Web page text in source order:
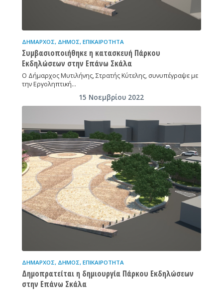
ΔΉΜΑΡΧΟΣ, ΔΉΜΟΣ, ΕΠΙΚΑΙΡΌΤΗΤΑ
Συμβασιοποιήθηκε η κατασκευή Πάρκου
Εκδηλώσεων στην Επάνω Σκάλα
Ο Δήμαρχος Μυτιλήνης, Στρατής Κύτελης, συνυπέγραψε με
την Εργοληπτική…
15 Νοεμβρίου 2022
ΔΉΜΑΡΧΟΣ, ΔΉΜΟΣ, ΕΠΙΚΑΙΡΌΤΗΤΑ
Δημοπρατείται η δημιουργία Πάρκου Εκδηλώσεων
στην Επάνω Σκάλα